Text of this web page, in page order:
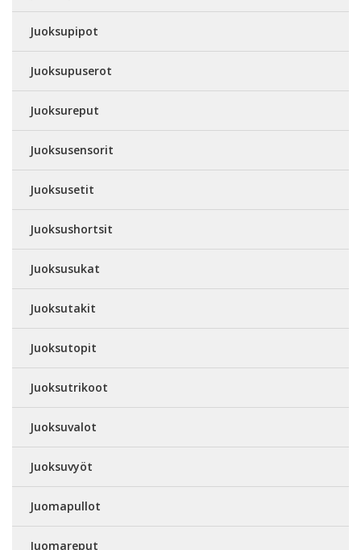
Juoksupipot
Juoksupuserot
Juoksureput
Juoksusensorit
Juoksusetit
Juoksushortsit
Juoksusukat
Juoksutakit
Juoksutopit
Juoksutrikoot
Juoksuvalot
Juoksuvyöt
Juomapullot
Juomareput